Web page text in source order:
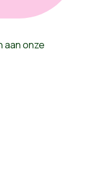
aan onze